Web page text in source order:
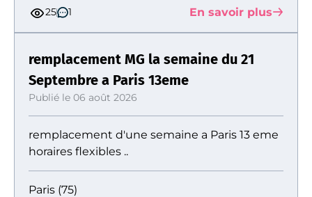
25 1 En savoir plus
remplacement MG la semaine du 21
Septembre a Paris 13eme
Publié le 06 août 2026
remplacement d'une semaine a Paris 13 eme
horaires flexibles ..
Paris (75)